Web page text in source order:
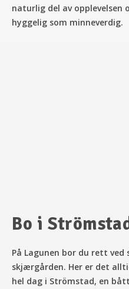
naturlig del av opplevelsen
hyggelig som minneverdig.
Bo i
På Lagunen bor du rett
skjærgården. Her er det
hel dag i Strömstad, en